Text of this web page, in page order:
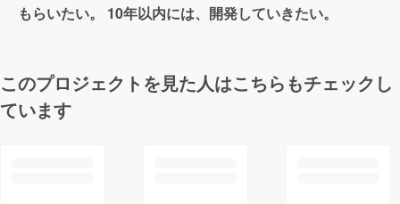
もらいたい。 10年以内には、開発していきたい。
このプロジェクトを見た人はこちらもチェックし
ています